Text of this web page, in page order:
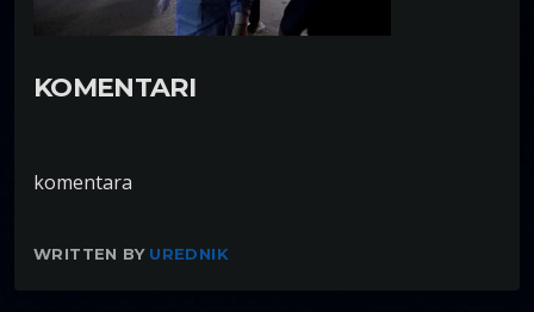
KOMENTARI
komentara
WRITTEN BY UREDNIK